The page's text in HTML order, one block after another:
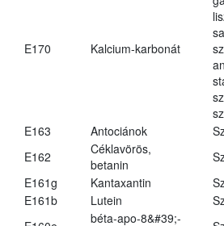
E170 Kalcium-karbonát
E163
Antociánok
E162
Céklavörös,
betanin
E161g
Kantaxantin
E161b
Lutein
béta-apo-8&#39;-